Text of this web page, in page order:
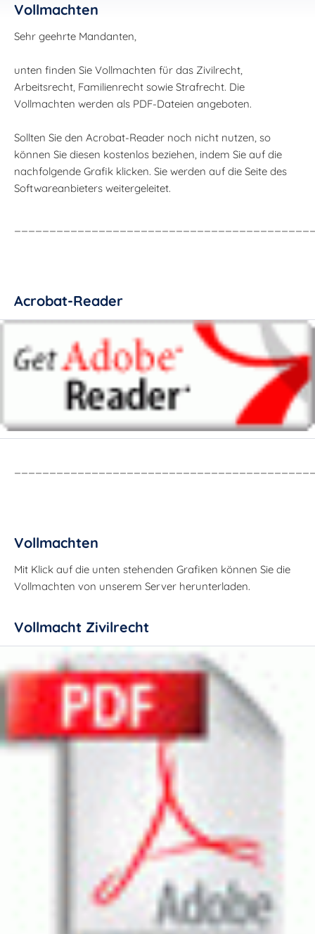
Vollmachten
Sehr geehrte Mandanten,
unten finden Sie Vollmachten für das Zivilrecht,
Arbeitsrecht, Familienrecht sowie Strafrecht. Die
Vollmachten werden als PDF-Dateien angeboten.
Sollten Sie den Acrobat-Reader noch nicht nutzen, so
können Sie diesen kostenlos beziehen, indem Sie auf die
nachfolgende Grafik klicken. Sie werden auf die Seite des
Softwareanbieters weitergeleitet.
Acrobat-Reader
Vollmachten
Mit Klick auf die unten stehenden Grafiken können Sie die
Vollmachten von unserem Server herunterladen.
Vollmacht Zivilrecht